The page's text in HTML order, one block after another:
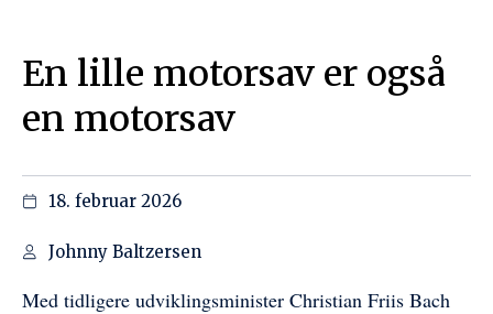
En lille motorsav er også
en motorsav
18. februar 2026
Johnny Baltzersen
Med tidligere udviklingsminister Christian Friis Bach